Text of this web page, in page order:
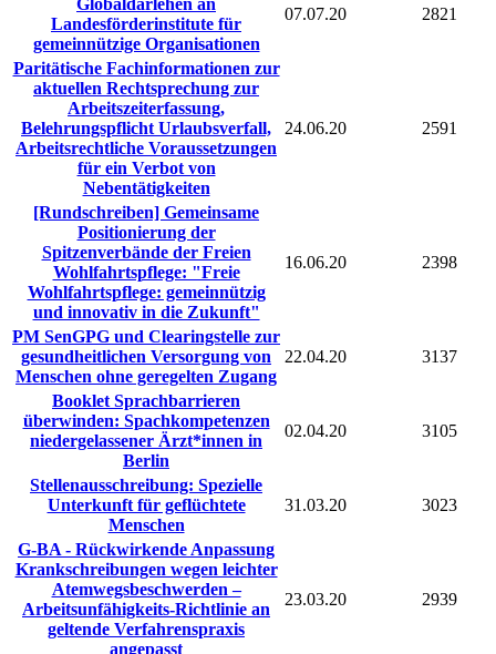
Globaldarlehen an
Landesförderinstitute für
gemeinnützige Organisationen
07.07.20 2821
Paritätische Fachinformationen zur
aktuellen Rechtsprechung zur
Arbeitszeiterfassung,
Belehrungspflicht Urlaubsverfall,
Arbeitsrechtliche Voraussetzungen
für ein Verbot von
Nebentätigkeiten
24.06.20 2591
[Rundschreiben] Gemeinsame
Positionierung der
Spitzenverbände der Freien
Wohlfahrtspflege: "Freie
Wohlfahrtspflege: gemeinnützig
und innovativ in die Zukunft"
16.06.20 2398
PM SenGPG und Clearingstelle zur
gesundheitlichen Versorgung von
Menschen ohne geregelten Zugang
22.04.20 3137
Booklet Sprachbarrieren
überwinden: Spachkompetenzen
niedergelassener Ärzt*innen in
Berlin
02.04.20 3105
Stellenausschreibung: Spezielle
Unterkunft für geflüchtete
Menschen
31.03.20 3023
G-BA - Rückwirkende Anpassung
Krankschreibungen wegen leichter
Atemwegsbeschwerden –
Arbeitsunfähigkeits-Richtlinie an
geltende Verfahrenspraxis
angepasst
23.03.20 2939